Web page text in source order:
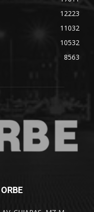
12223
11032
10532
8563